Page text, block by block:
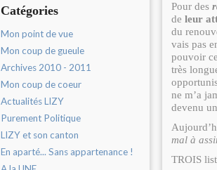
Catégories
Mon point de vue
Mon coup de gueule
Archives 2010 - 2011
Mon coup de coeur
Actualités LIZY
Purement Politique
LIZY et son canton
En aparté... Sans appartenance !
Pour des
de leur
du
vais pas
pouvoir
très
ne m’a
devenu
mal à
TROIS